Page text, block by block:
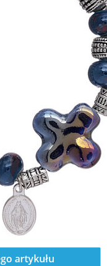
artykułu